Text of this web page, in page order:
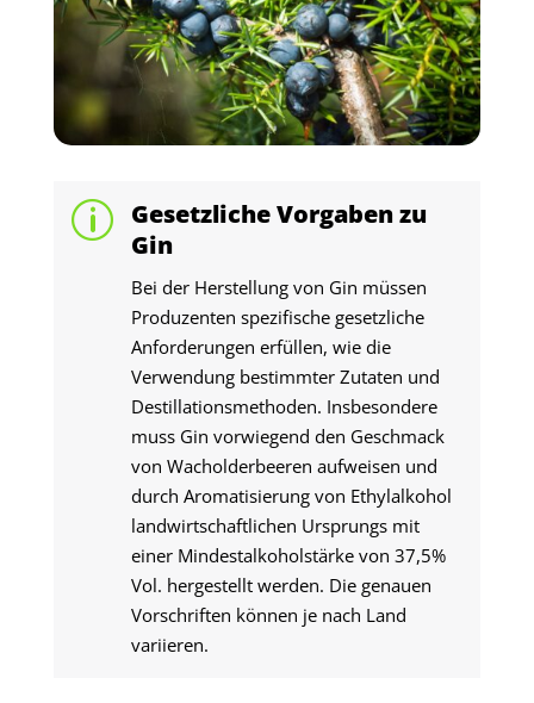
p Gesetzliche Vorgaben zu
Gin
Bei der Herstellung von Gin müssen
Produzenten spezifische gesetzliche
Anforderungen erfüllen, wie die
Verwendung bestimmter Zutaten und
Destillationsmethoden. Insbesondere
muss Gin vorwiegend den Geschmack
von Wacholderbeeren aufweisen und
durch Aromatisierung von Ethylalkohol
landwirtschaftlichen Ursprungs mit
einer Mindestalkoholstärke von 37,5%
Vol. hergestellt werden. Die genauen
Vorschriften können je nach Land
variieren.